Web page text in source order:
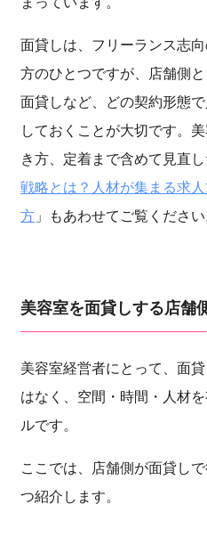
面貸しは、フリーランス志
方のひとつですが、店舗側
面貸しなど、どの契約形態
しておくことが大切です。
き方、定着まで含めて見直
戦略とは？人材が集まる求
方 」もあわせてご覧ください
美容室を面貸しする店舗
美容室経営者にとって、面
はなく、空間・時間・人材
ルです。
ここでは、店舗側が面貸し
つ紹介します。